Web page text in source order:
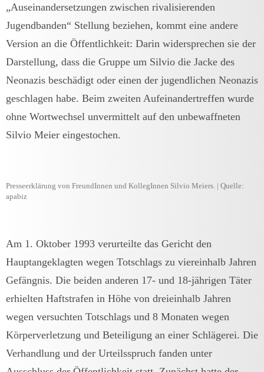
„Auseinandersetzungen zwischen rivalisierenden
Jugendbanden“ Stellung beziehen, kommt eine andere
Version an die Öffentlichkeit: Darin widersprechen sie der
Darstellung, dass die Gruppe um Silvio die Jacke des
Neonazis beschädigt oder einen der jugendlichen Neonazis
geschlagen habe. Beim zweiten Aufeinandertreffen wurde
ohne Wortwechsel unvermittelt auf den unbewaffneten
Silvio Meier eingestochen.
Presseerklärung von FreundInnen und KollegInnen Silvio Meiers. | Quelle:
apabiz
Am 1. Oktober 1993 verurteilte das Gericht den
Hauptangeklagten wegen Totschlags zu viereinhalb Jahren
Gefängnis. Die beiden anderen 17- und 18-jährigen Täter
erhielten Haftstrafen in Höhe von dreieinhalb Jahren
wegen versuchten Totschlags und 8 Monaten wegen
Körperverletzung und Beteiligung an einer Schlägerei. Die
Verhandlung und der Urteilsspruch fanden unter